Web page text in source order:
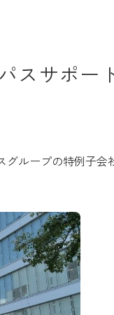
スサポー
ループの特例子会